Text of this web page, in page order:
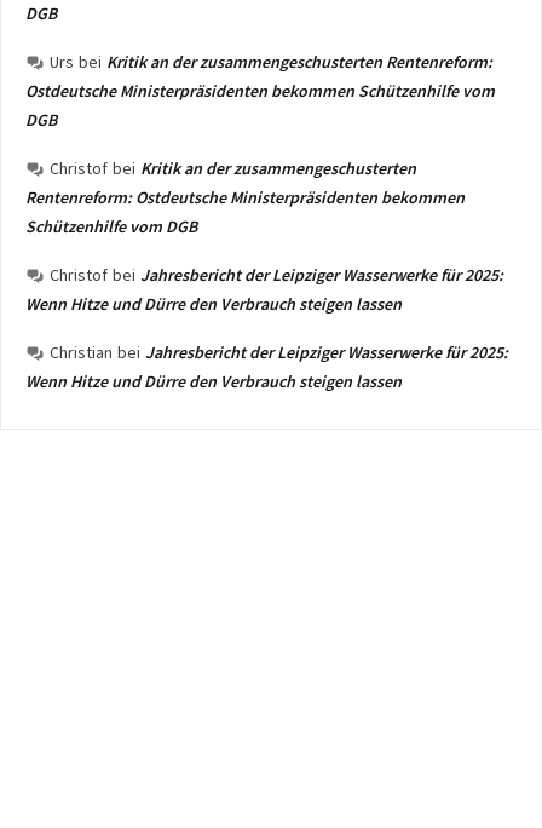
DGB
Urs bei Kritik an der zusammengeschusterten Rentenreform:
Ostdeutsche Ministerpräsidenten bekommen Schützenhilfe vom
DGB
Christof bei Kritik an der zusammengeschusterten
Rentenreform: Ostdeutsche Ministerpräsidenten bekommen
Schützenhilfe vom DGB
Christof bei Jahresbericht der Leipziger Wasserwerke für 2025:
Wenn Hitze und Dürre den Verbrauch steigen lassen
Christian bei Jahresbericht der Leipziger Wasserwerke für 2025:
Wenn Hitze und Dürre den Verbrauch steigen lassen